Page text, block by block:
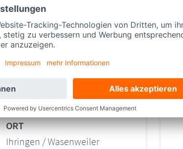
ZIMMER
2,5
PREIS
Preis auf Anfrage
KENNUNG
ORT
Ihringen / Wasenweiler